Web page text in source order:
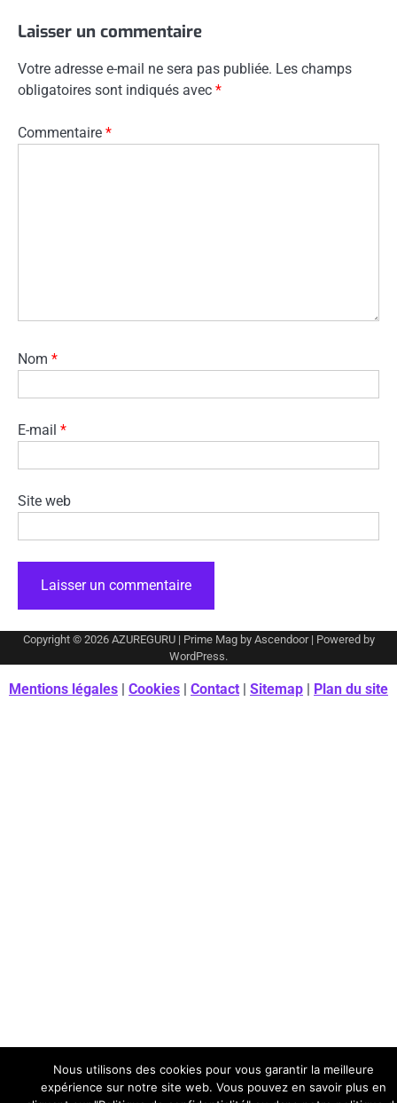
Laisser un commentaire
Votre adresse e-mail ne sera pas publiée. Les champs
obligatoires sont indiqués avec *
Commentaire *
Nom *
E-mail *
Site web
Copyright © 2026 AZUREGURU| Prime Mag by Ascendoor| Powered by
WordPress.
Mentions légales Cookies Contact Sitemap Plan du site
Nous utilisons des cookies pour vous garantir la meilleure
expérience sur notre site web. Vous pouvez en savoir plus en